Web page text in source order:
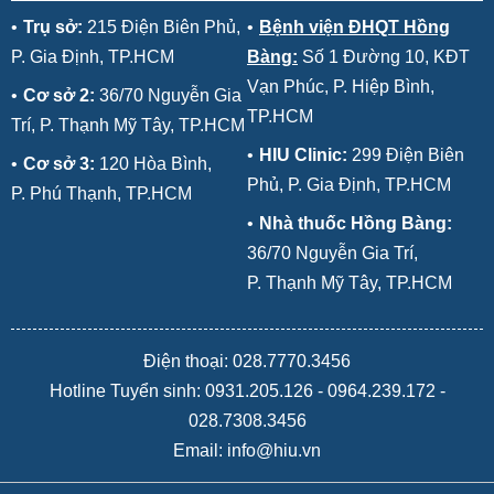
chuyên ngành đủ để
xác định, đặc tả được
phân tích, thiết kế và
xây dựng ứng dụng
đáp ứng nhu cầu doanh
nghiệp/đơn vị/người
trình bày vấn đề hiệu
quả, thể hiện khả năng
làm việc độc lập cũng
như làm việc nhóm hiệu
quả.
thống các kiến thức về
công nghệ phần mềm
hoặc hệ thống thông
tin, để lập kế hoạch và
triển khai thực hiện các
dự án về công nghệ
Sử dụng thành thạo
tiếng Anh trong chuyên
môn, đạt chuẩn ngoại
ngữ bậc B1 trong
khung năng lực ngoại
ngữ 6 bậc dùng cho
• Trụ sở: 215 Điện Biên Phủ,
P. Gia Định, TP.HCM
• Cơ sở 2: 36/70 Nguyễn Gia
Trí, P. Thạnh Mỹ Tây, TP.HCM
• Cơ sở 3: 120 Hòa Bình,
P. Phú Thạnh, TP.HCM
• Bệnh viện ĐHQT Hồng
Bàng: Số 1 Đường 10, KĐT
Vạn Phúc, P. Hiệp Bình,
TP.HCM
• HIU Clinic: 299 Điện Biên
Phủ, P. Gia Định, TP.HCM
• Nhà thuốc Hồng Bàng:
36/70 Nguyễn Gia Trí,
P. Thạnh Mỹ Tây, TP.HCM
Điện thoại: 028.7770.3456
Hotline Tuyển sinh: 0931.205.126- 0964.239.172 -
028.7308.3456
Email: info@hiu.vn